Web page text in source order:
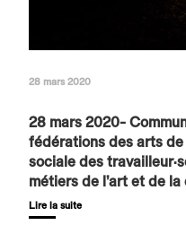
28 mars 2020
28 mars 2020-
fédérations des arts
sociale des
métiers de l’art et de
Lire la suite